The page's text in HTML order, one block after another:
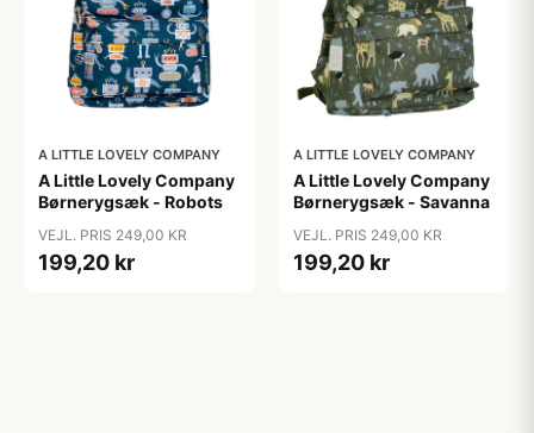
A LITTLE LOVELY COMPANY
A Little Lovely Company
Børnerygsæk - Robots
VEJL. PRIS 249,00 KR
199,20 kr
A LITTLE LOVELY COMPANY
A Little Lovely Company
Børnerygsæk - Savanna
VEJL. PRIS 249,00 KR
199,20 kr